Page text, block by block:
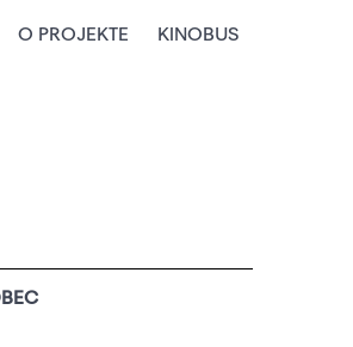
O PROJEKTE KINOBUS